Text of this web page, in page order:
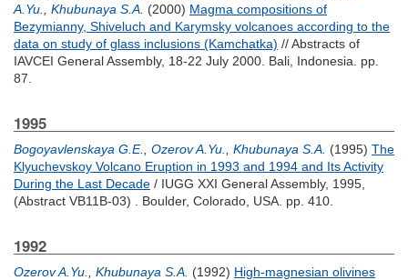
A.Yu.
Khubunaya S.A. (2000) Magma compositions of
Bezymianny, Shiveluch and Karymsky volcanoes according to the
data on study of glass inclusions (Kamchatka) // Abstracts of
IAVCEI General Assembly, 18-22 July 2000. Bali, Indonesia. pp.
87.
1995
Bogoyavlenskaya G.E. Ozerov A.Yu. Khubunaya S.A. (1995) The
Klyuchevskoy Volcano Eruption in 1993 and 1994 and Its Activity
During the Last Decade / IUGG XXI General Assembly, 1995,
(Abstract VB11B-03) . Boulder, Colorado, USA. pp. 410.
1992
Ozerov A.Yu. Khubunaya S.A. (1992) High-magnesian olivines